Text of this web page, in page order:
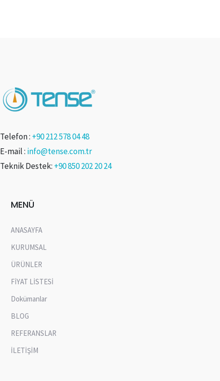
Telefon : +90 212 578 04 48
E-mail : info@tense.com.tr
Teknik Destek: +90 850 202 20 24
MENÜ
ANASAYFA
KURUMSAL
ÜRÜNLER
FİYAT LİSTESİ
Dokümanlar
BLOG
REFERANSLAR
İLETİŞİM